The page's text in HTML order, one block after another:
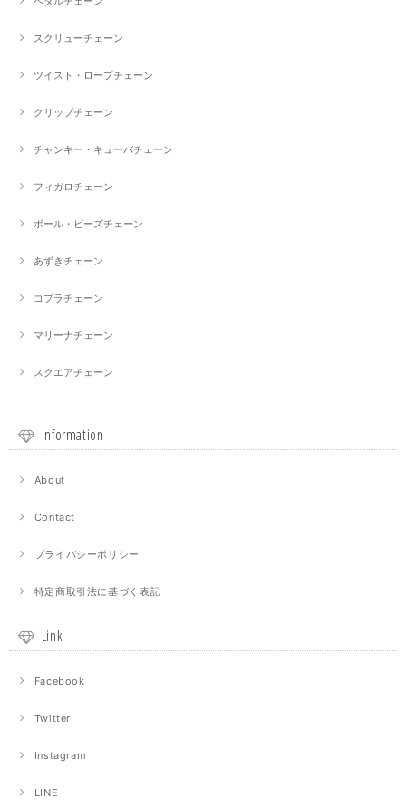
スクリューチェーン
ツイスト・ロープチェーン
クリップチェーン
チャンキー・キューバチェーン
フィガロチェーン
ボール・ビーズチェーン
あずきチェーン
コプラチェーン
マリーナチェーン
スクエアチェーン
Information
About
Contact
プライバシーポリシー
特定商取引法に基づく表記
Link
Facebook
Twitter
Instagram
LINE